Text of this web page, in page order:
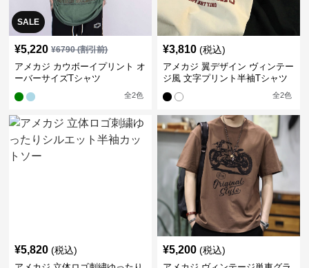
SALE
¥5,220 ¥6790(割引前)
アメカジ カウボーイプリント オ
ーバーサイズTシャツ
全2色
¥3,810 (税込)
アメカジ 翼デザイン ヴィンテー
ジ風 文字プリント半袖Tシャツ
全2色
¥5,820 (税込) ¥5,200 (税込)